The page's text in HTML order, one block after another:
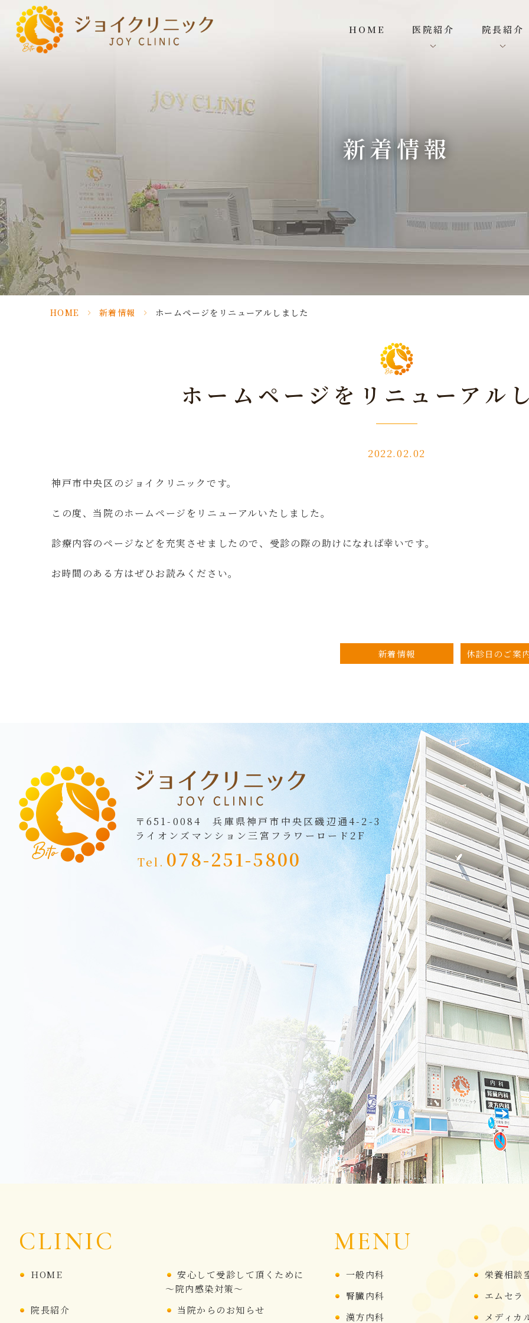
HOME 医院紹介 院長紹介
新着情報
HOME > 新着情報 > ホームページをリニューアルしました
ホームページをリニューアル
2022.02.02
神戸市中央区のジョイクリニックです。
この度、当院のホームページをリニューアルいたしました。
診療内容のページなどを充実させましたので、受診の際の助けになれば幸いです。
お時間のある方はぜひお読みください。
新着情報
〒651-0084 兵庫県神戸市中央区磯辺通4-2-3
ライオンズマンション三宮フラワーロード2F
Tel. 078-251-5800
CLINIC
HOME
安心して受診して頂くために
～院内感染対策～
院長紹介
当院からのお知らせ
MENU
一般内科
栄養相談
腎臓内科
エムセラ
漢方内科
メディカ